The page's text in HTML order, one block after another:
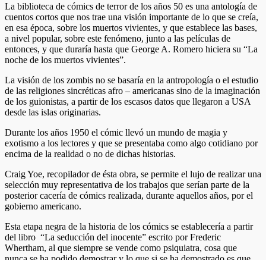
La biblioteca de cómics de terror de los años 50 es una antología de
cuentos cortos que nos trae una visión importante de lo que se creía,
en esa época, sobre los muertos vivientes, y que establece las bases,
a nivel popular, sobre este fenómeno, junto a las películas de
entonces, y que duraría hasta que George A. Romero hiciera su “La
noche de los muertos vivientes”.
La visión de los zombis no se basaría en la antropología o el estudio
de las religiones sincréticas afro – americanas sino de la imaginación
de los guionistas, a partir de los escasos datos que llegaron a USA
desde las islas originarias.
Durante los años 1950 el cómic llevó un mundo de magia y
exotismo a los lectores y que se presentaba como algo cotidiano por
encima de la realidad o no de dichas historias.
Craig Yoe, recopilador de ésta obra, se permite el lujo de realizar una
selección muy representativa de los trabajos que serían parte de la
posterior cacería de cómics realizada, durante aquellos años, por el
gobierno americano.
Esta etapa negra de la historia de los cómics se establecería a partir
del libro “La seducción del inocente” escrito por Frederic
Whertham, al que siempre se vende como psiquiatra, cosa que